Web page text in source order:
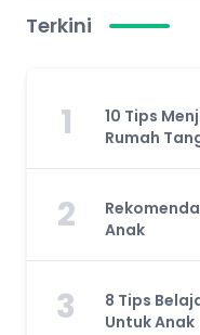
Terkini
1
10 Tips
Rumah
2
Anak
3
8 Tips
Untuk Anak